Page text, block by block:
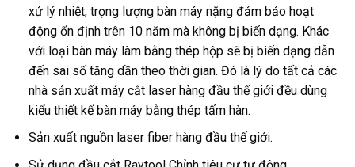
xử lý nhiệt, trọng lượng bàn máy nặng đảm bảo hoạt
động ổn định trên 10 năm mà không bị biến dạng. Khác
với loại bàn máy làm bằng thép hộp sẽ bị biến dạng dẫn
đến sai số tăng dần theo thời gian. Đó là lý do tất cả các
nhà sản xuất máy cắt laser hàng đầu thế giới đều dùng
kiểu thiết kế bàn máy bằng thép tấm hàn.
Sản xuất nguồn laser fiber hàng đầu thế giới.